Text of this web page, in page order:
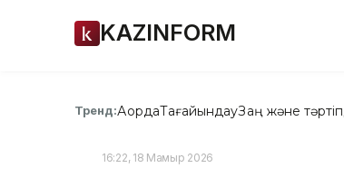
KAZINFORM
Тренд:АқордаТағайындауЗаң және тәртіп
16:22, 18 Мамыр 2026